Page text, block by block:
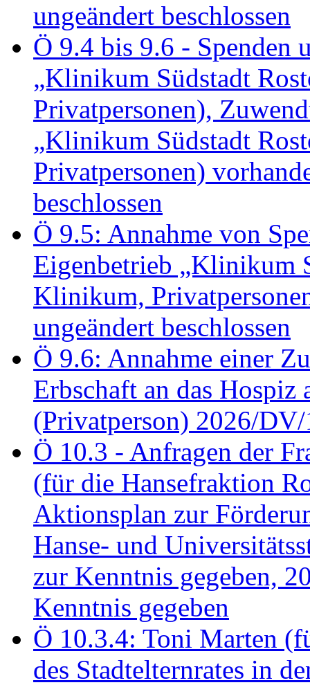
ungeändert beschlossen
Ö 9.4 bis 9.6 -
„Klinikum Südstadt
Privatpersonen),
„Klinikum Südstadt
Privatpersonen)
beschlossen
Ö 9.5: Annahme von
Eigenbetrieb „Klinikum
Klinikum,
ungeändert beschlossen
Ö 9.6: Annahme einer
Erbschaft an das
(Privatperson) 2026/DV/
Ö 10.3 - Anfragen der
(für die Hansefraktion
Aktionsplan zur
Hanse- und
zur Kenntnis gegeben,
Kenntnis gegeben
Ö 10.3.4: Toni Marten
des Stadtelternrates in